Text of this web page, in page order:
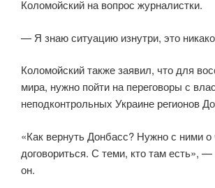
Коломойский на вопрос журналистки.
— Я знаю ситуацию изнутри, это
Коломойский также заявил, что для
мира, нужно пойти на переговоры с
неподконтрольных Украине регионов
«Как вернуть Донбасс? Нужно с ними о
договориться. С теми, кто там есть»,
он.